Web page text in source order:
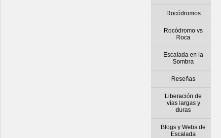
Rocódromos
Rocódromo vs
Roca
Escalada en la
Sombra
Reseñas
Liberación de
vías largas y
duras
Blogs y Webs de
Escalada